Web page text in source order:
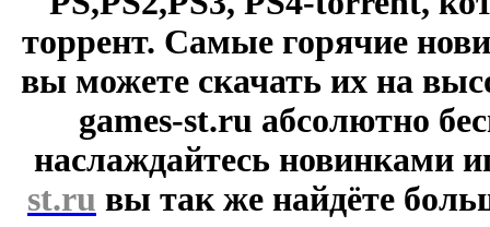
торрент. Самые горячие
вы можете скачать их на
games-st.ru абсолютно
наслаждайтесь новинками
st.ru вы так же найдёте